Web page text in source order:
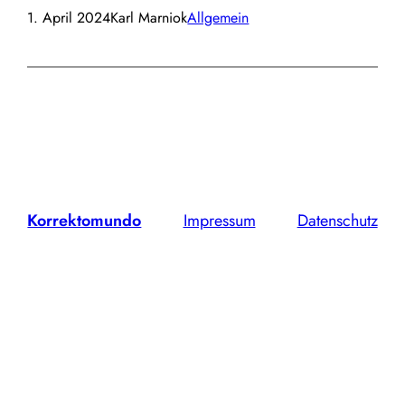
1. April 2024Karl MarniokAllgemein
Korrektomundo Impressum Datenschutz